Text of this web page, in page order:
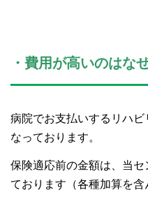
・費用が高いのはな
病院でお支払いするリハ
なっております。
保険適応前の金額は、当
ております（各種加算を含